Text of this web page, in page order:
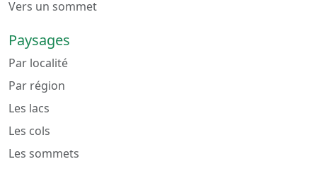
Vers un sommet
Paysages
Par localité
Par région
Les lacs
Les cols
Les sommets